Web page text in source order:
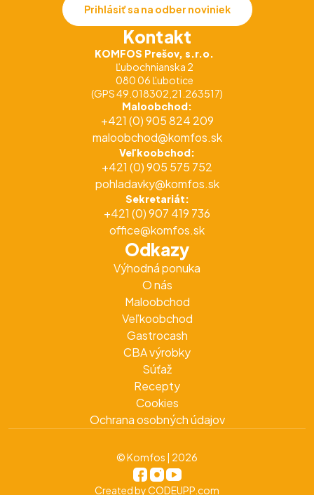
Kontakt
KOMFOS Prešov, s.r.o.
Ľubochnianska 2
080 06 Ľubotice
(GPS 49.018302,21.263517)
Maloobchod:
+421 (0) 905 824 209
maloobchod@komfos.sk
Veľkoobchod:
+421 (0) 905 575 752
pohladavky@komfos.sk
Sekretariát:
+421 (0) 907 419 736
office@komfos.sk
Odkazy
Výhodná ponuka
O nás
Maloobchod
Veľkoobchod
Gastrocash
CBA výrobky
Súťaž
Recepty
Cookies
Ochrana osobných údajov
Prihlásiť sa na odber noviniek
© Komfos | 2026
Created byCODEUPP.com